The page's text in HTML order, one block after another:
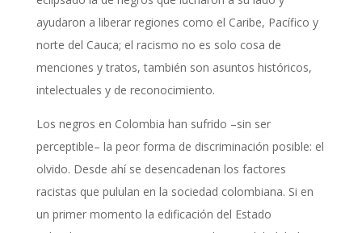
ayudaron a liberar regiones como el Caribe, Pacífico y
norte del Cauca; el racismo no es solo cosa de
menciones y tratos, también son asuntos históricos,
intelectuales y de reconocimiento.
Los negros en Colombia han sufrido –sin ser
perceptible– la peor forma de discriminación posible: el
olvido. Desde ahí se desencadenan los factores
racistas que pululan en la sociedad colombiana. Si en
un primer momento la edificación del Estado